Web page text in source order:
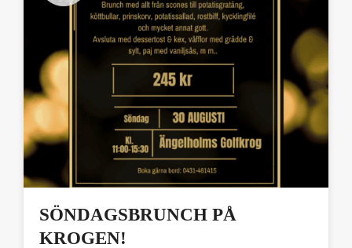
SÖNDAGSBRUNCH PÅ
KROGEN!